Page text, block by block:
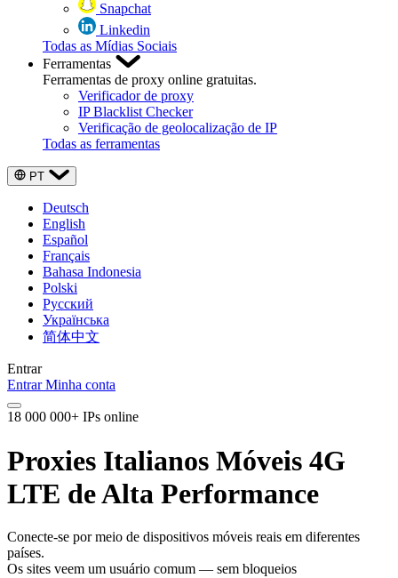
Snapchat
Linkedin
Todas as Mídias Sociais
Ferramentas
Ferramentas de proxy online gratuitas.
Verificador de proxy
IP Blacklist Checker
Verificação de geolocalização de IP
Todas as ferramentas
PT
Deutsch
English
Español
Français
Bahasa Indonesia
Polski
Русский
Українська
简体中文
Entrar
EntrarMinha conta
18 000 000+ IPs online
Proxies Italianos Móveis 4G
LTE de Alta Performance
Conecte-se por meio de dispositivos móveis reais em diferentes
países.
Os sites veem um usuário comum — sem bloqueios